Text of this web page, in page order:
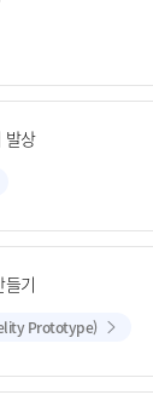
발상
들기
Prototype)